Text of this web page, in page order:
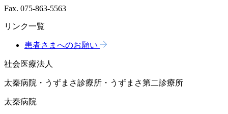
Fax. 075-863-5563
リンク一覧
患者さまへのお願い
社会医療法人
太秦病院・うずまさ診療所・うずまさ第二診療所
太秦病院